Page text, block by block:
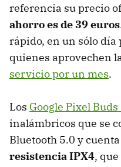
referencia su precio
ahorro es de 39 euros
rápido, en un sólo día
quienes aprovechen
servicio por un mes.
Los Google Pixel Buds
inalámbricos que se
Bluetooth 5.0 y
resistencia IPX4,